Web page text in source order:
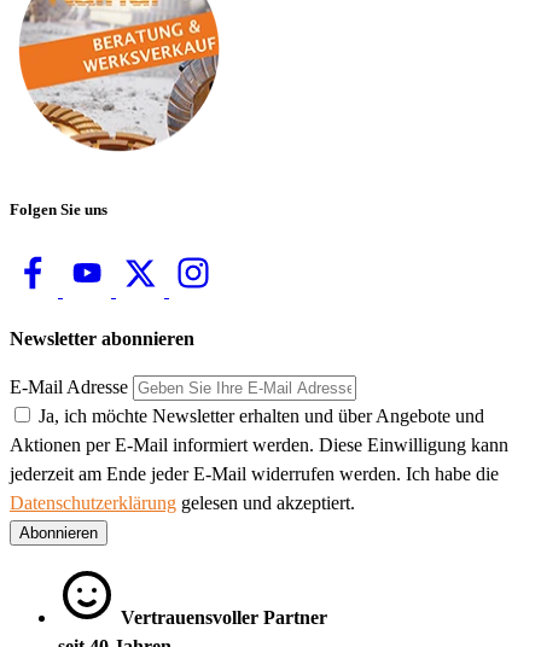
Folgen Sie uns
Newsletter abonnieren
E-Mail Adresse
Ja, ich möchte Newsletter erhalten und über Angebote und
Aktionen per E-Mail informiert werden. Diese Einwilligung kann
jederzeit am Ende jeder E-Mail widerrufen werden. Ich habe die
Datenschutzerklärung gelesen und akzeptiert.
Abonnieren
Vertrauensvoller Partner